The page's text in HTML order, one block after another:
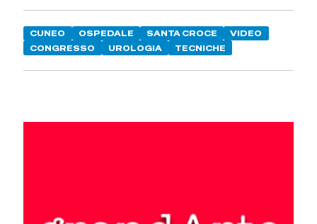
CUNEO OSPEDALE SANTA CROCE
VIDEO
CONGRESSO
UROLOGIA TECNICHE